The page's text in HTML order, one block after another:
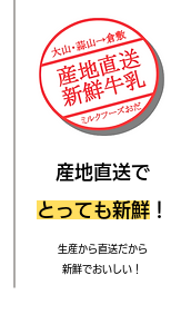
産地直送で
とっても新鮮！
生産から直送だから
新鮮でおいしい！